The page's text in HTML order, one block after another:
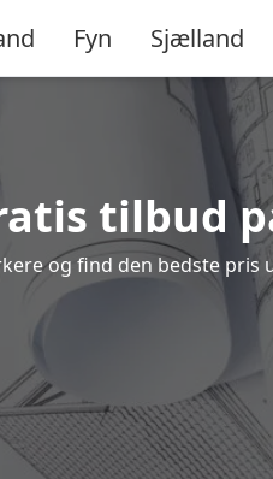
Fyn Sjælland
tilbud
og find den bedste pris